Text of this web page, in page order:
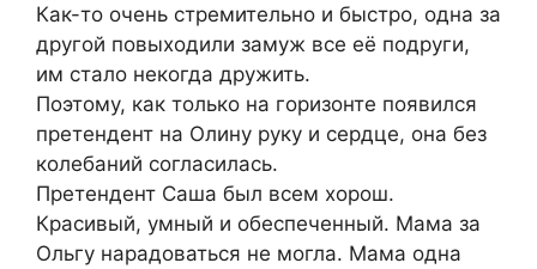
Как-то очень стремительно и быстро, одна за
другой повыходили замуж все её подруги,
им стало некогда дружить.
Поэтому, как только на горизонте появился
претендент на Олину руку и сердце, она без
колебаний согласилась.
Претендент Саша был всем хорош.
Красивый, умный и обеспеченный. Мама за
Ольгу нарадоваться не могла. Мама одна